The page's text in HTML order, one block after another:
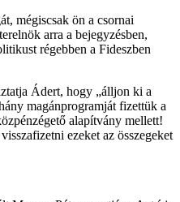
mégiscsak ön a csornai
arra a bejegyzésben,
régebben a Fideszben
Ádert, hogy „álljon ki a
magánprogramját fizettük a
alapítvány mellett!
ezeket az összegeket